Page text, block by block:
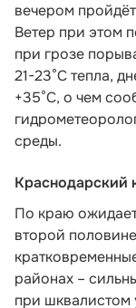
вечером
Ветер при этом
при грозе
21-23°С тепла,
+35°С, о чем
среды.
Краснодарский
По краю
второй
районах –
при шквалистом